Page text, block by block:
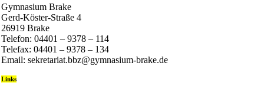
Gymnasium Brake
Gerd-Köster-Straße 4
26919 Brake
Telefon: 04401 – 9378 – 114
Telefax: 04401 – 9378 – 134
Email: sekretariat.bbz@gymnasium-brake.de
Links